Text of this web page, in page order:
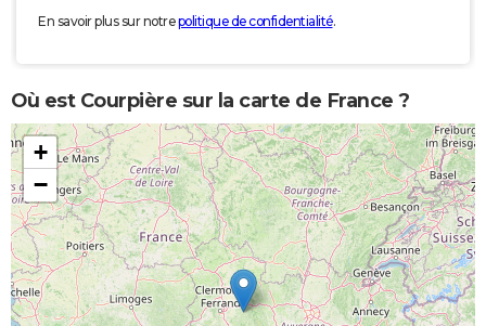
En savoir plus sur notrepolitique de confidentialité.
Où est Courpière sur la carte de France ?
+
−